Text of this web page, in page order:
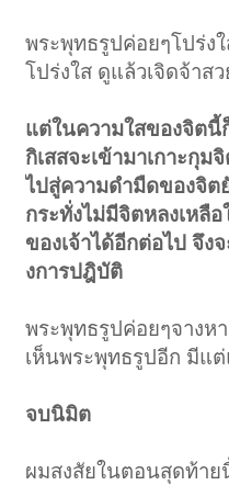
พระพุทธรูปค่อยๆโปร่ง
โปร่งใส ดูแล้วเจิดจ้าส
แต่ในความใสของจิตนี้
กิเสสจะเข้ามาเกาะกุ
ไปสู่ความดำมืดของจิต
กระทั่งไม่มีจิตหลงเหลือ
ของเจ้าได้อีกต่อไป จึง
งการปฎิบัติ
พระพุทธรูปค่อยๆจางห
เห็นพระพุทธรูปอีก มีแต่
จบนิมิต
ผมสงสัยในตอนสุดท้าย